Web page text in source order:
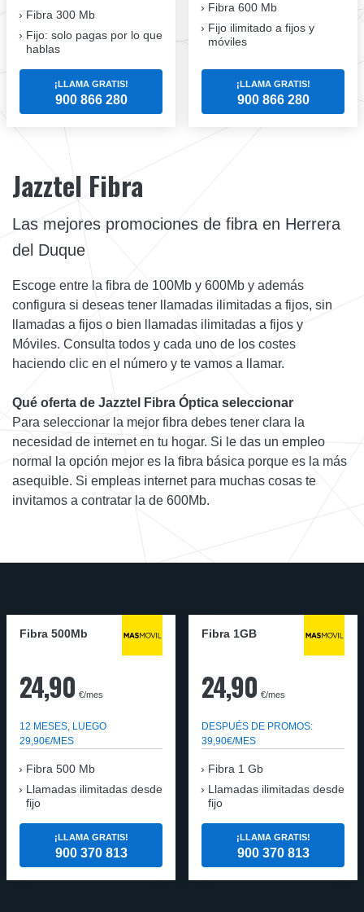
Fibra 300 Mb
Fijo: solo pagas por lo que
hablas
¡LLAMA GRATIS!
900 866 280
Fibra 600 Mb
Fijo ilimitado a fijos y
móviles
¡LLAMA GRATIS!
900 866 280
Jazztel Fibra
Las mejores promociones de fibra en Herrera
del Duque
Escoge entre la fibra de 100Mb y 600Mb y además
configura si deseas tener llamadas ilimitadas a fijos, sin
llamadas a fijos o bien llamadas ilimitadas a fijos y
Móviles. Consulta todos y cada uno de los costes
haciendo clic en el número y te vamos a llamar.
Qué oferta de Jazztel Fibra Óptica seleccionar
Para seleccionar la mejor fibra debes tener clara la
necesidad de internet en tu hogar. Si le das un empleo
normal la opción mejor es la fibra básica porque es la más
asequible. Si empleas internet para muchas cosas te
invitamos a contratar la de 600Mb.
Fibra 500Mb
24,90 €/mes
12 MESES, LUEGO
29,90€/MES
Fibra 500 Mb
Llamadas ilimitadas desde
fijo
¡LLAMA GRATIS!
900 370 813
Fibra 1GB
24,90 €/mes
DESPUÉS DE PROMOS:
39,90€/MES
Fibra 1 Gb
Llamadas ilimitadas desde
fijo
¡LLAMA GRATIS!
900 370 813